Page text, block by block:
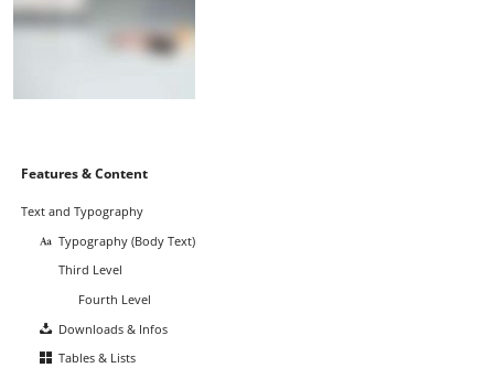
Navigation
Features & Content
Text and Typography
Typography (Body Text)
Third Level
Fourth Level
Downloads & Infos
Tables & Lists